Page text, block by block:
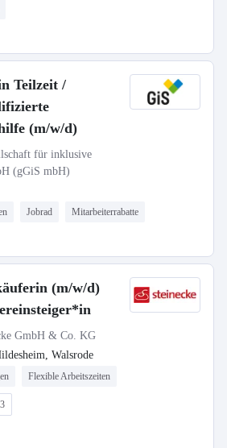
Teilzeit /
(m/w/d)
für inklusive
(gGiS mbH)
Jobrad Mitarbeiterrabatte
(m/w/d)
GmbH & Co. KG
Walsrode
Flexible Arbeitszeiten
3